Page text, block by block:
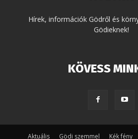
Hírek, információk Gödről és
Gödieknek!
KÖVESS
Aktuális Gödi szemmel Kék fény